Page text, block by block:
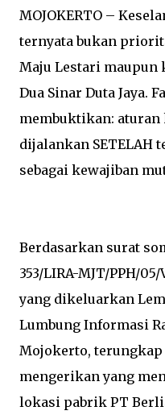
MOJOKERTO –
ternyata bukan
Maju Lestari maupun
Dua Sinar Duta Jaya.
membuktikan: aturan
dijalankan SETELAH
sebagai kewajiban
Berdasarkan surat
353/LIRA-MJT/PPH/
yang dikeluarkan
Lumbung Informasi
Mojokerto,
mengerikan yang
lokasi pabrik PT